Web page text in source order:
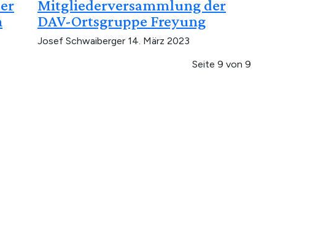
Mitgliederversammlung der
DAV-Ortsgruppe Freyung
Josef Schwaiberger 14. März 2023
Seite 9 von 9